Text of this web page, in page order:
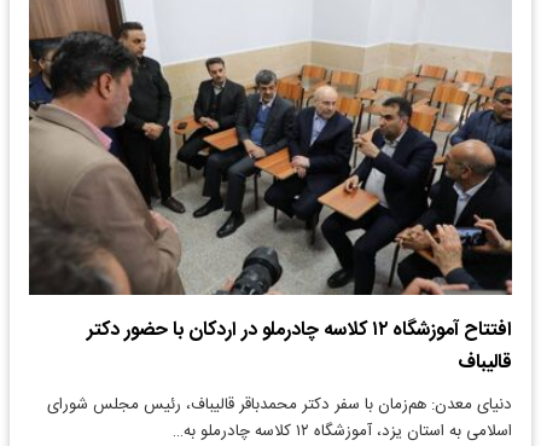
افتتاح آموزشگاه ۱۲ کلاسه چادرملو در اردکان با حضور دکتر
قالیباف
دنیای معدن: هم‌زمان با سفر دکتر محمدباقر قالیباف، رئیس مجلس شورای
اسلامی به استان یزد، آموزشگاه ۱۲ کلاسه چادرملو به…